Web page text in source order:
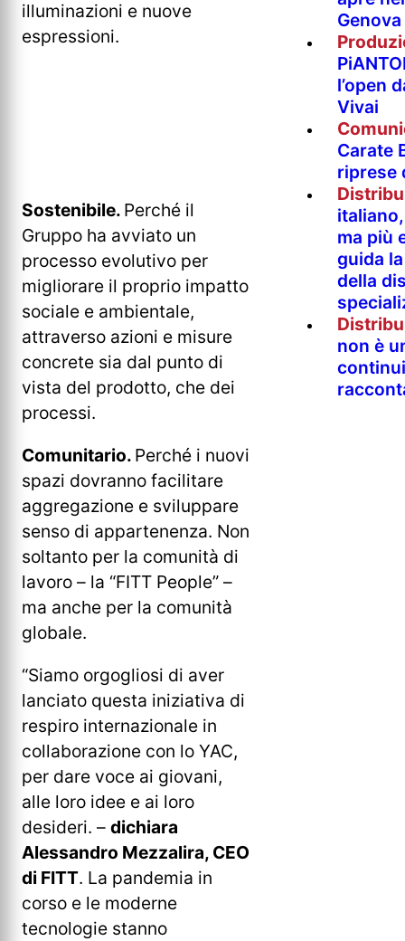
illuminazioni e nuove
espressioni.
Sostenibile. Perché il
Gruppo ha avviato un
processo evolutivo per
migliorare il proprio impatto
sociale e ambientale,
attraverso azioni e misure
concrete sia dal punto di
vista del prodotto, che dei
processi.
Comunitario. Perché i nuovi
spazi dovranno facilitare
aggregazione e sviluppare
senso di appartenenza. Non
soltanto per la comunità di
lavoro – la “FITT People” –
ma anche per la comunità
globale.
“Siamo orgogliosi di aver
lanciato questa iniziativa di
respiro internazionale in
collaborazione con lo YAC,
per dare voce ai giovani,
alle loro idee e ai loro
desideri. – dichiara
Alessandro Mezzalira, CEO
di FITT. La pandemia in
corso e le moderne
tecnologie stanno
Genova
l’open
Vivai
Carate
riprese
ma più
guida
della
non è